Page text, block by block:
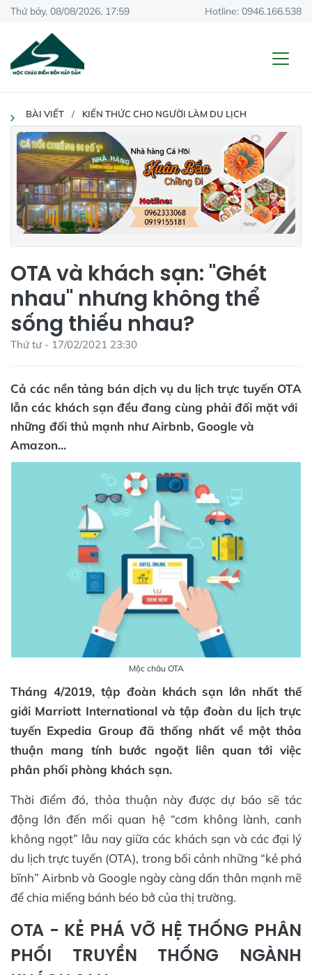
Thứ bảy, 08/08/2026, 17:59 Hotline: 0946.166.538
BÀI VIẾT KIẾN THỨC CHO NGƯỜI LÀM DU LỊCH
OTA và khách sạn: "Ghét
nhau" nhưng không thể
sống thiếu nhau?
Thứ tư - 17/02/2021 23:30
Cả các nền tảng bán dịch vụ du lịch trực tuyến OTA
lẫn các khách sạn đều đang cùng phải đối mặt với
những đối thủ mạnh như Airbnb, Google và
Amazon...
Mộc châu OTA
Tháng 4/2019, tập đoàn khách sạn lớn nhất thế
giới Marriott International và tập đoàn du lịch trực
tuyến Expedia Group đã thống nhất về một thỏa
thuận mang tính bước ngoặt liên quan tới việc
phân phối phòng khách sạn.
Thời điểm đó, thỏa thuận này được dự báo sẽ tác
động lớn đến mối quan hệ “cơm không lành, canh
không ngọt” lâu nay giữa các khách sạn và các đại lý
du lịch trực tuyến (OTA), trong bối cảnh những “kẻ phá
bĩnh” Airbnb và Google ngày càng dấn thân mạnh mẽ
để chia miếng bánh béo bở của thị trường.
OTA - KẺ PHÁ VỠ HỆ THỐNG PHÂN
PHỐI TRUYỀN THỐNG NGÀNH